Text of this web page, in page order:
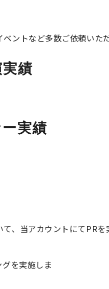
ントなど多数ご依頼いた
績
実績
、当アカウントにてPRを
を実施しま